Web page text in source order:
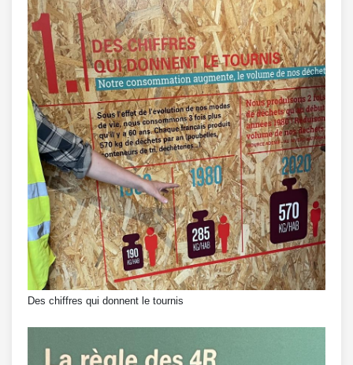
Des chiffres qui donnent le tournis